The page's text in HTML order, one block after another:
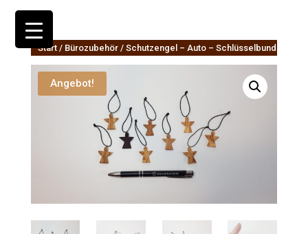
Start/ Bürozubehör/ Schutzengel – Auto – Schlüsselbund
Angebot!